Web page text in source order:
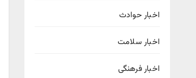
اخبار حوادث
اخبار سلامت
اخبار فرهنگی